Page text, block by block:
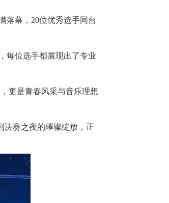
落幕，20位优秀选手同台
每位选手都展现出了专业
更是青春风采与音乐理想
决赛之夜的璀璨绽放，正